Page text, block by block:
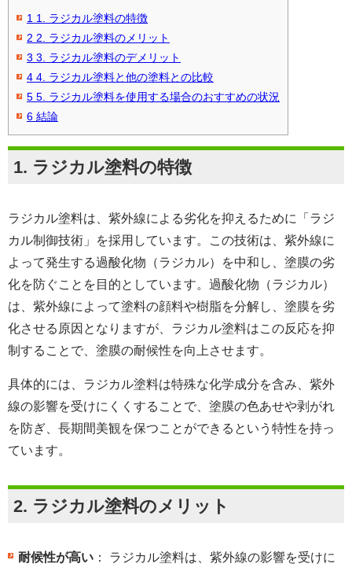
1 1. ラジカル塗料の特徴
2 2. ラジカル塗料のメリット
3 3. ラジカル塗料のデメリット
4 4. ラジカル塗料と他の塗料との比較
5 5. ラジカル塗料を使用する場合のおすすめの状況
6 結論
1. ラジカル塗料の特徴
ラジカル塗料は、紫外線による劣化を抑えるために「ラジ
カル制御技術」を採用しています。この技術は、紫外線に
よって発生する過酸化物（ラジカル）を中和し、塗膜の劣
化を防ぐことを目的としています。過酸化物（ラジカル）
は、紫外線によって塗料の顔料や樹脂を分解し、塗膜を劣
化させる原因となりますが、ラジカル塗料はこの反応を抑
制することで、塗膜の耐候性を向上させます。
具体的には、ラジカル塗料は特殊な化学成分を含み、紫外
線の影響を受けにくくすることで、塗膜の色あせや剥がれ
を防ぎ、長期間美観を保つことができるという特性を持っ
ています。
2. ラジカル塗料のメリット
耐候性が高い ： ラジカル塗料は、紫外線の影響を受けに